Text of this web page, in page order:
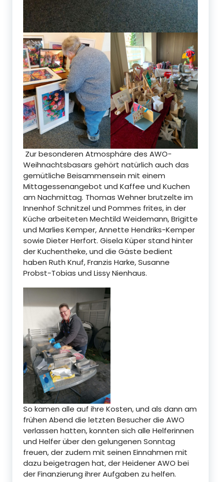
Zur besonderen Atmosphäre des AWO-
Weihnachtsbasars gehört natürlich auch das
gemütliche Beisammensein mit einem
Mittagessenangebot und Kaffee und Kuchen
am Nachmittag. Thomas Wehner brutzelte im
Innenhof Schnitzel und Pommes frites, in der
Küche arbeiteten Mechtild Weidemann, Brigitte
und Marlies Kemper, Annette Hendriks-Kemper
sowie Dieter Herfort. Gisela Küper stand hinter
der Kuchentheke, und die Gäste bedient
haben Ruth Knuf, Franzis Harke, Susanne
Probst-Tobias und Lissy Nienhaus.
So kamen alle auf ihre Kosten, und als dann am
frühen Abend die letzten Besucher die AWO
verlassen hatten, konnten sich alle Helferinnen
und Helfer über den gelungenen Sonntag
freuen, der zudem mit seinen Einnahmen mit
dazu beigetragen hat, der Heidener AWO bei
der Finanzierung ihrer Aufgaben zu helfen.